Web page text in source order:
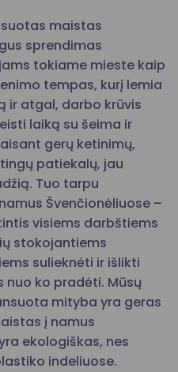
maistas
sprendimas
tokiame mieste kaip
tempas, kurį lemia
ir atgal, darbo krūvis
laiką su šeima ir
gerų ketinimų,
patiekalų, jau
Tuo tarpu
Švenčionėliuose –
visiems darbštiems
stokojantiems
sulieknėti ir išlikti
ko pradėti. Mūsų
mityba yra geras
į namus
ekologiškas, nes
indeliuose.